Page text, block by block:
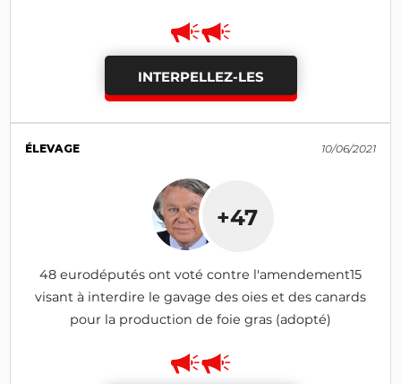
INTERPELLEZ-LES
ÉLEVAGE 10/06/2021
+47
48 eurodéputés ont voté contre l'amendement15
visant à interdire le gavage des oies et des canards
pour la production de foie gras (adopté)